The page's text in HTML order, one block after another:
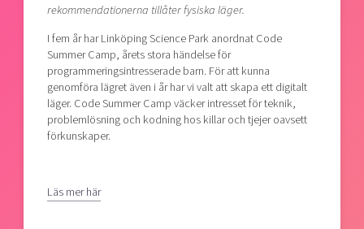
Current offers and activities
Funding opportunities
Our clusters
Reach out to us
Locations
rekommendationerna tillåter fysiska läger.
I fem år har Linköping Science Park anordnat Code
Summer Camp, årets stora händelse för
programmeringsintresserade barn. För att kunna
genomföra lägret även i år har vi valt att skapa ett digitalt
läger. Code Summer Camp väcker intresset för teknik,
problemlösning och kodning hos killar och tjejer oavsett
förkunskaper.
Läs mer här